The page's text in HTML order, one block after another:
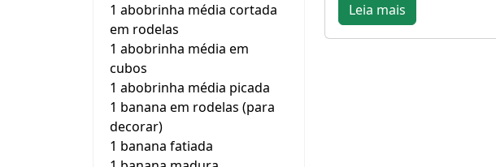
1 abobrinha média cortada
em rodelas
1 abobrinha média em
cubos
1 abobrinha média picada
1 banana em rodelas (para
decorar)
1 banana fatiada
Leia mais